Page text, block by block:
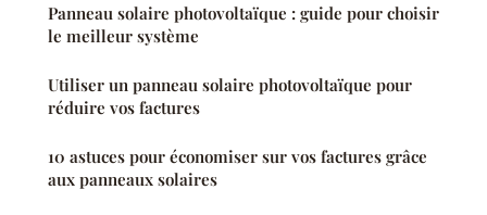
Panneau solaire photovoltaïque : guide pour choisir
le meilleur système
Utiliser un panneau solaire photovoltaïque pour
réduire vos factures
10 astuces pour économiser sur vos factures grâce
aux panneaux solaires